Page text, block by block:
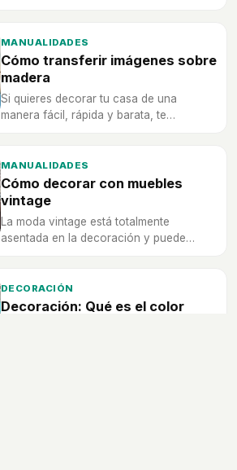
MANUALIDADES
Cómo transferir imágenes sobre
madera
Si quieres decorar tu casa de una
manera fácil, rápida y barata, te
MANUALIDADES
Cómo decorar con muebles
vintage
La moda vintage está totalmente
asentada en la decoración y puede
DECORACIÓN
Decoración: Qué es el color